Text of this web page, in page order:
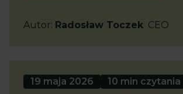
Autor: Radosław Toczek CEO
19 maja 2026 10 min czytania